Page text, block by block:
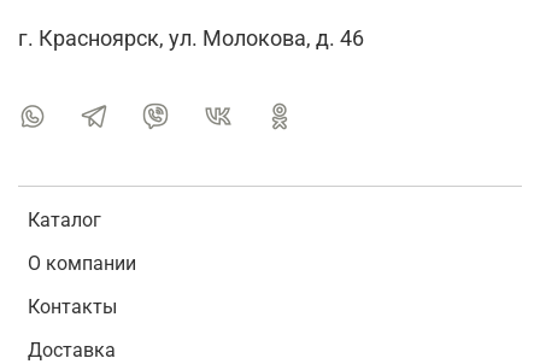
Каталог
О компании
Контакты
Доставка
г. Красноярск, ул. Молокова, д. 46